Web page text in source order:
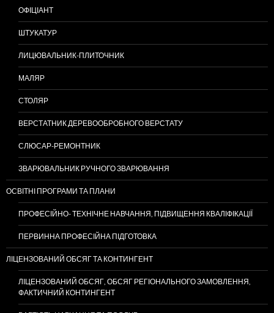
ОФІЦІАНТ
ШТУКАТУР
ЛИЦЮВАЛЬНИК-ПЛИТОЧНИК
МАЛЯР
СТОЛЯР
ВЕРСТАТНИК ДЕРЕВООБРОБНОГО ВЕРСТАТУ
СЛЮСАР-РЕМОНТНИК
ЗВАРЮВАЛЬНИК РУЧНОГО ЗВАРЮВАННЯ
ОСВІТНІ ПРОГРАМИ ТА ПЛАНИ
ПРОФЕСІЙНО- ТЕХНІЧНЕ НАВЧАННЯ, ПІДВИЩЕННЯ КВАЛІФІКАЦІЇ
ПЕРВИННА ПРОФЕСІЙНА ПІДГОТОВКА
ЛІЦЕНЗОВАНИЙ ОБСЯГ ТА КОНТИНГЕНТ
ЛІЦЕНЗОВАНИЙ ОБСЯГ, ОБСЯГ РЕГІОНАЛЬНОГО ЗАМОВЛЕННЯ,
ФАКТИЧНИЙ КОНТИНГЕНТ